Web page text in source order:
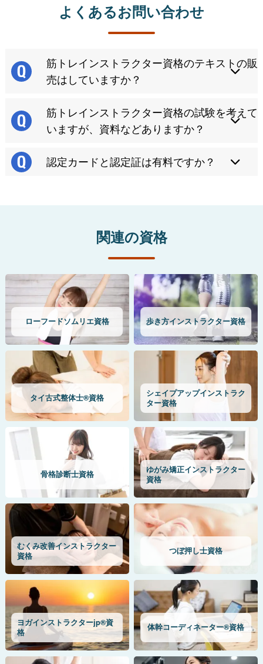
よくあるお問い合わせ
筋トレインストラクター資格のテキストの販
売はしていますか？
筋トレインストラクター資格の試験を考えて
いますが、資料などありますか？
認定カードと認定証は有料ですか？
関連の資格
ローフードソムリエ資格 歩き方インストラクター資格
タイ古式整体士®資格
シェイプアップインストラク
ター資格
骨格診断士資格
ゆがみ矯正インストラクター
資格
むくみ改善インストラクター
資格
つぼ押し士資格
ヨガインストラクターjp®資
格
体幹コーディネーター®資格